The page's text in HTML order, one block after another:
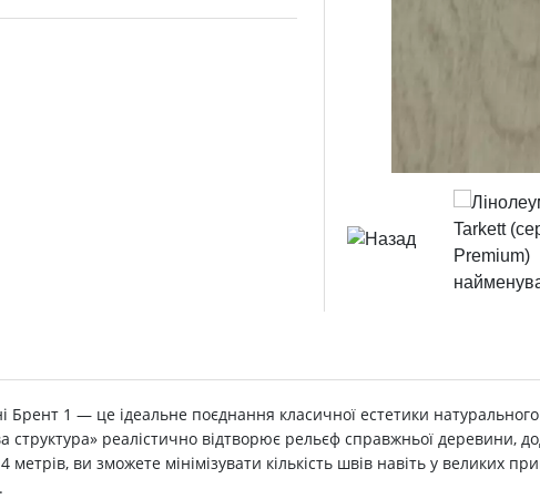
Брент 1 — це ідеальне поєднання класичної естетики
структура» реалістично відтворює рельєф справжньої деревини,
метрів, ви зможете мінімізувати кількість швів навіть у великих